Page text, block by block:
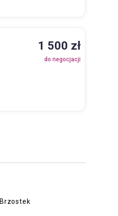
1 500 zł
do negocjacji
Brzostek